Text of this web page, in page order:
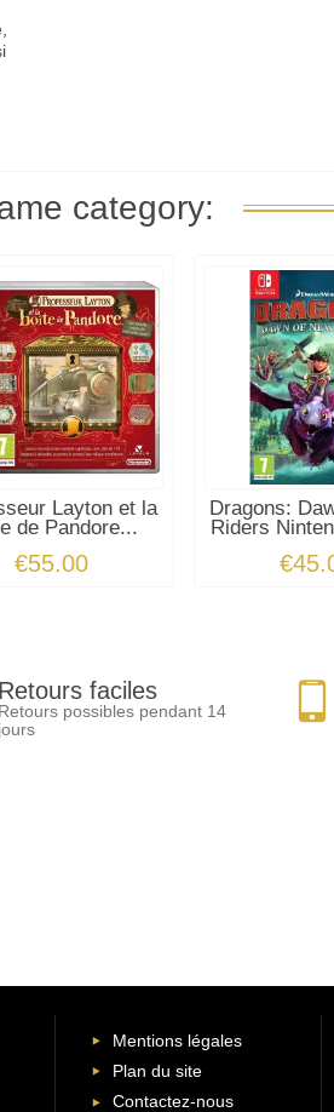
category:
Layton et la
de Pandore...
€55.00
Dragons:
Riders
Retours faciles
Retours possibles pendant 14
jours
Mentions légales
Plan du site
Contactez-nous